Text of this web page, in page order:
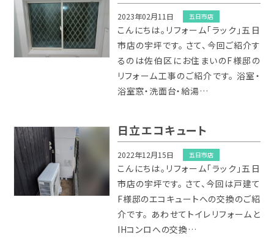
2023年02月11日 五日市店
こんにちは。リフォーム「ラック」五日
市店の宇坪です。 さて、今回ご紹介す
るのは佐伯区にお住まいのF様邸の
リフォーム工事のご紹介です。 浴室・
浴室窓・洗面台・給湯…
日立エコキュート
2022年12月15日 五日市店
こんにちは。リフォーム「ラック」五日
市店の宇坪です。 さて、今回は戸建て
F様邸のエコキュートへの交換のご紹
介です。 あわせてトイレリフォームと
IHコンロへの交換…